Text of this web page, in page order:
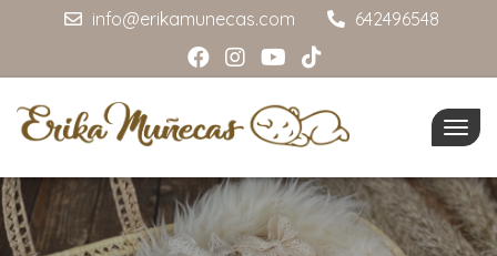
info@erikamunecas.com 642496548